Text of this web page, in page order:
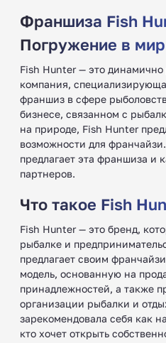
Франшиза Fish
Погружение в
Fish Hunter — это
компания,
франшиз в сфере
бизнесе, связанном с
на природе, Fish Hunter
возможности для
предлагает эта франшиза и
партнеров.
Что такое Fish
Fish Hunter — это бренд,
рыбалке и
предлагает своим
модель, основанную на
принадлежностей, а также
организации рыбалки и
зарекомендовала себя как
кто хочет открыть